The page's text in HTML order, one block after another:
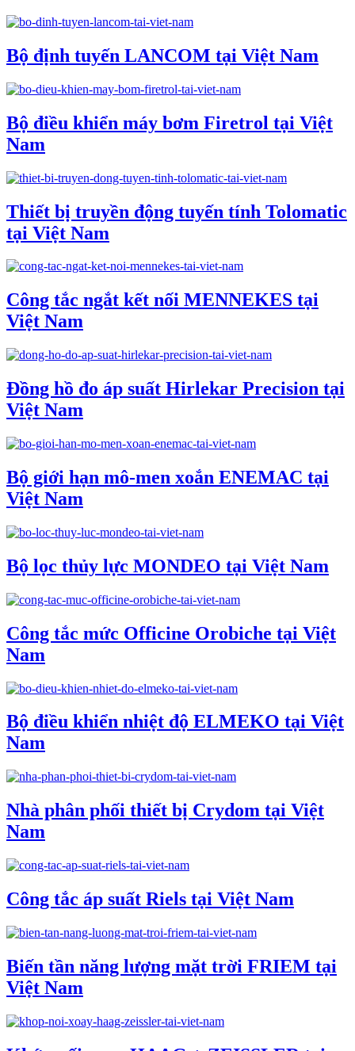
Bộ định tuyến LANCOM tại Việt Nam
Bộ điều khiển máy bơm Firetrol tại Việt
Nam
Thiết bị truyền động tuyến tính Tolomatic
tại Việt Nam
Công tắc ngắt kết nối MENNEKES tại
Việt Nam
Đồng hồ đo áp suất Hirlekar Precision tại
Việt Nam
Bộ giới hạn mô-men xoắn ENEMAC tại
Việt Nam
Bộ lọc thủy lực MONDEO tại Việt Nam
Công tắc mức Officine Orobiche tại Việt
Nam
Bộ điều khiển nhiệt độ ELMEKO tại Việt
Nam
Nhà phân phối thiết bị Crydom tại Việt
Nam
Công tắc áp suất Riels tại Việt Nam
Biến tần năng lượng mặt trời FRIEM tại
Việt Nam